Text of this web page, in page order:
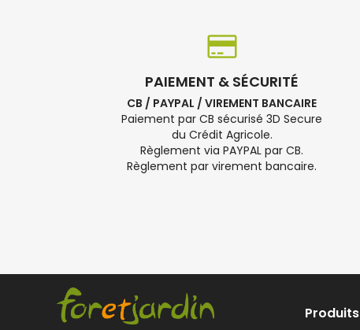
PAIEMENT & SÉCURITÉ
CB / PAYPAL / VIREMENT BANCAIRE
Paiement par CB sécurisé 3D Secure
du Crédit Agricole.
Règlement via PAYPAL par CB.
Règlement par virement bancaire.
Produits